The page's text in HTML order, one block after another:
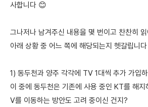
사합니다 😊
그나저나 남겨주신 내용을 몇 번이고 찬찬히
아래 상황 중 어느 쪽에 해당되는지 헷갈립니
1) 동두천과 양주 각각에 TV 1대씩 추가 가입
이 중에 동두천은 기존에 사용 중인 KT를 해
V를 이동하는 방안도 고려 중이신 건지?